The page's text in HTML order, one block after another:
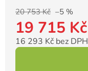
20 753 Kč –5 %
19 715 Kč
16 293 Kč bez DPH